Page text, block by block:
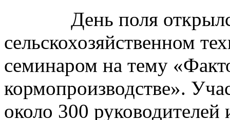
День поля открылся
сельскохозяйственном
семинаром на тему
кормопроизводстве».
около 300